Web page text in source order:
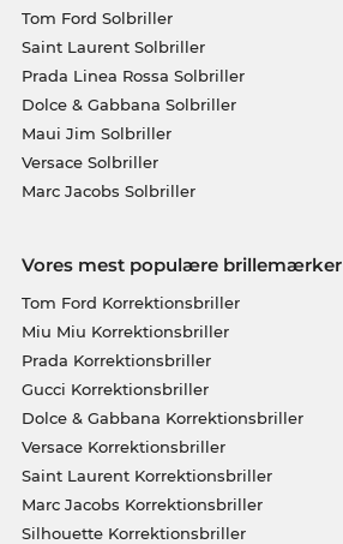
Tom Ford Solbriller
Saint Laurent Solbriller
Prada Linea Rossa Solbriller
Dolce & Gabbana Solbriller
Maui Jim Solbriller
Versace Solbriller
Marc Jacobs Solbriller
Vores mest populære brillemærker
Tom Ford Korrektionsbriller
Miu Miu Korrektionsbriller
Prada Korrektionsbriller
Gucci Korrektionsbriller
Dolce & Gabbana Korrektionsbriller
Versace Korrektionsbriller
Saint Laurent Korrektionsbriller
Marc Jacobs Korrektionsbriller
Silhouette Korrektionsbriller